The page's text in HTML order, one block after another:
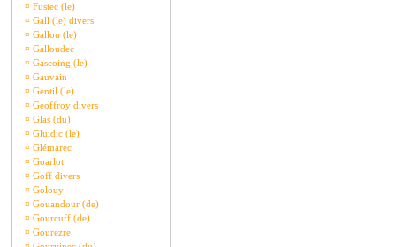
¤ Fustec (le)
¤ Gall (le) divers
¤ Gallou (le)
¤ Galloudec
¤ Gascoing (le)
¤ Gauvain
¤ Gentil (le)
¤ Geoffroy divers
¤ Glas (du)
¤ Gluidic (le)
¤ Glémarec
¤ Goarlot
¤ Goff divers
¤ Golouy
¤ Gouandour (de)
¤ Gourcuff (de)
¤ Gourezre